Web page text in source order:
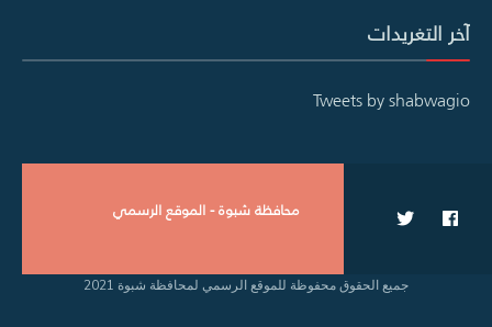
آخر التغريدات
Tweets by shabwagio
محافظة شبوة - الموقع الرسمي
جميع الحقوق محفوظة للموقع الرسمي لمحافظة شبوة 2021